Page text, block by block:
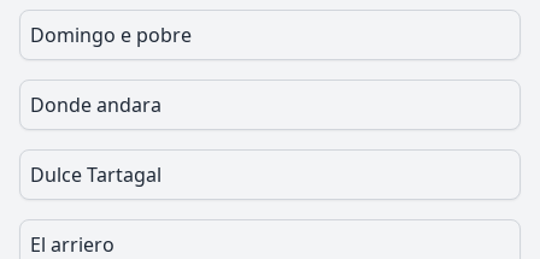
Domingo e pobre
Donde andara
Dulce Tartagal
El arriero